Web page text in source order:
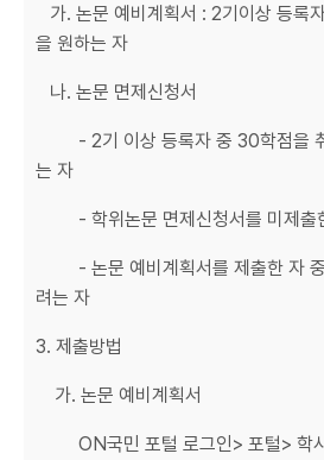
가. 논문 예비계획서 : 2기이상 등록
을 원하는 자
나. 논문 면제신청서
- 2기 이상 등록자 중 30학점을 취
는 자
- 학위논문 면제신청서를 미제출
- 논문 예비계획서를 제출한 자 중
려는 자
3. 제출방법
가. 논문 예비계획서
ON국민 포털 로그인> 포털> 학사